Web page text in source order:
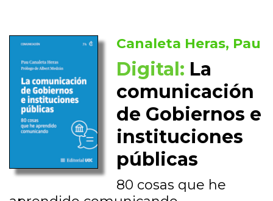
Canaleta Heras, Pau
Digital: La
comunicación
de Gobiernos e
instituciones
públicas
80 cosas que he